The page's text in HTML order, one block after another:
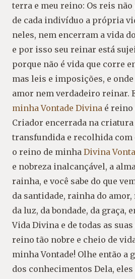
terra e meu reino: Os reis
de cada indivíduo a própria
neles, nem encerram a vida
e por isso seu reinar está
porque não é vida que corre
mas leis e imposições, e
amor nem verdadeiro reinar.
minha Vontade Divina é reino
Criador encerrada na criatura
transfundida e recolhida com
o reino de minha Divina
e nobreza inalcançável, a
rainha, e você sabe do que
da santidade, rainha do amor,
da luz, da bondade, da graça,
Vida Divina e de todas as
reino tão nobre e cheio de
minha Vontade! Olhe então a
dos conhecimentos Dela,